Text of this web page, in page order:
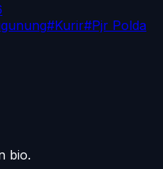
#Kurir#Pjr Polda
bio.